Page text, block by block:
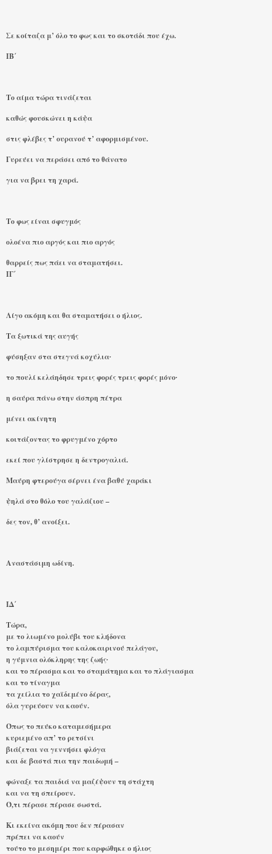
Σε κοίταζα μ’ όλο το φως και το σκοτάδι που έχω.
ΙΒ΄
Το αίμα τώρα τινάζεται
καθώς φουσκώνει η κάψα
στις φλέβες τ’ ουρανού τ’ αφορμισμένου.
Γυρεύει να περάσει από το θάνατο
για να βρει τη χαρά.
Το φως είναι σφυγμός
ολοένα πιο αργός και πιο αργός
θαρρείς πως πάει να σταματήσει.
ΙΓ΄
Λίγο ακόμη και θα σταματήσει ο ήλιος.
Τα ξωτικά της αυγής
φύσηξαν στα στεγνά κοχύλια∙
το πουλί κελάηδησε τρεις φορές τρεις φορές μόνο∙
η σαύρα πάνω στην άσπρη πέτρα
μένει ακίνητη
κοιτάζοντας το φρυγμένο χόρτο
εκεί που γλίστρησε η δεντρογαλιά.
Μαύρη φτερούγα σέρνει ένα βαθύ χαράκι
ψηλά στο θόλο του γαλάζιου –
δες τον, θ’ ανοίξει.
Αναστάσιμη ωδίνη.
ΙΔ΄
Τώρα,
με το λιωμένο μολύβι του κλήδονα
το λαμπύρισμα του καλοκαιρινού πελάγου,
η γύμνια ολόκληρης της ζωής∙
και το πέρασμα και το σταμάτημα και το πλάγιασμα
και το τίναγμα
τα χείλια το χαϊδεμένο δέρας,
όλα γυρεύουν να καούν.
Όπως το πεύκο καταμεσήμερα
κυριεμένο απ’ το ρετσίνι
βιάζεται να γεννήσει φλόγα
και δε βαστά πια την παιδωμή –
φώναξε τα παιδιά να μαζέψουν τη στάχτη
και να τη σπείρουν.
Ό,τι πέρασε πέρασε σωστά.
Κι εκείνα ακόμη που δεν πέρασαν
πρέπει να καούν
τούτο το μεσημέρι που καρφώθηκε ο ήλιος